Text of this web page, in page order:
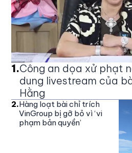
1.Công an dọa xử phạt
dung livestream của
Hằng
2.Hàng loạt bài chỉ trích
VinGroup bị gỡ bỏ vì ‘vi
phạm bản quyền’